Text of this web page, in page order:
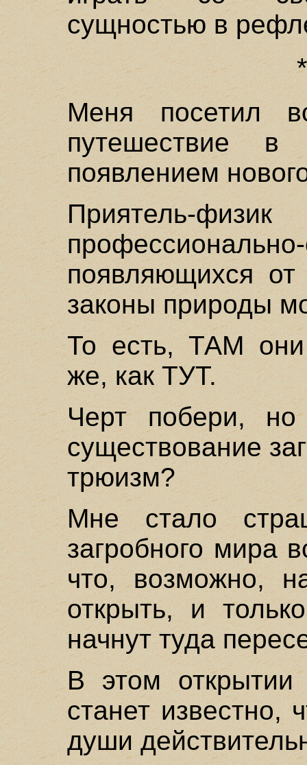
сущностью в
Меня посетил
путешествие в
появлением
Приятель-
появляющихся
законы природы
То есть, ТАМ они
же, как ТУТ.
Черт побери,
существование
трюизм?
Мне стало
загробного мира
что, возможно,
открыть, и
начнут туда
В этом открытии
станет известно,
души